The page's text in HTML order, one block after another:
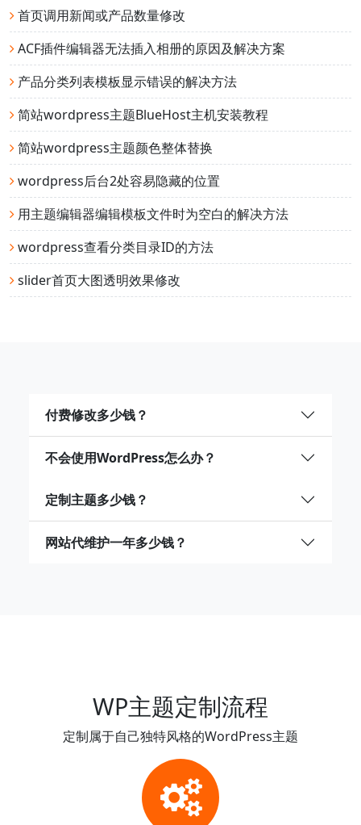
首页调用新闻或产品数量修改
ACF插件编辑器无法插入相册的原因及解决方案
产品分类列表模板显示错误的解决方法
简站wordpress主题BlueHost主机安装教程
简站wordpress主题颜色整体替换
wordpress后台2处容易隐藏的位置
用主题编辑器编辑模板文件时为空白的解决方法
wordpress查看分类目录ID的方法
slider首页大图透明效果修改
付费修改多少钱？
不会使用WordPress怎么办？
定制主题多少钱？
网站代维护一年多少钱？
WP主题定制流程
定制属于自己独特风格的WordPress主题